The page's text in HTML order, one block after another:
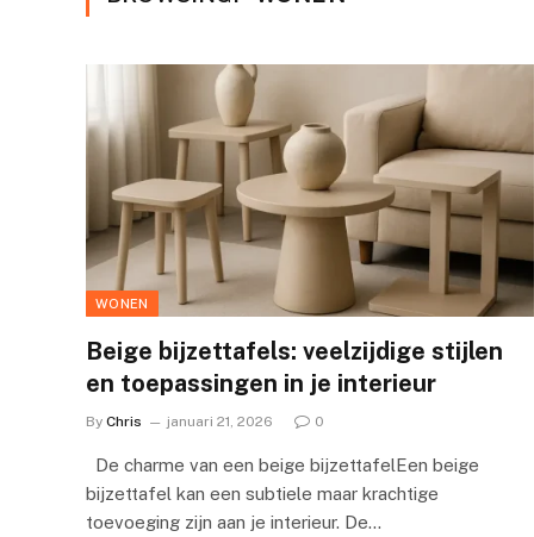
WONEN
Beige bijzettafels: veelzijdige stijlen
en toepassingen in je interieur
By Chris januari 21, 2026 0
De charme van een beige bijzettafelEen beige
bijzettafel kan een subtiele maar krachtige
toevoeging zijn aan je interieur. De…